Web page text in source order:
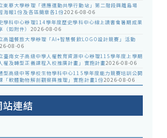
東華大學辦理「適應運動共學行動站」第二階段與離島場
海報1份及各區簡章各1份2026-08-06
學科中心辦理114學年度歷史學科中心線上讀書會暑期成果
（如附件） 2026-08-06
高雄餐旅大學辦理「AI+智慧餐飲LOGO設計競賽」活動
08-06
臺南女子高級中學人權教育資源中心辦理115學年度上學期
權及轉型正義課程入校推廣計畫」實施計畫2026-08-06
型高級中等學校生物學科中心115學年度能力競賽培訓公開
「軟體動物解剖觀察與推理」實施計畫1份2026-08-06
站連結